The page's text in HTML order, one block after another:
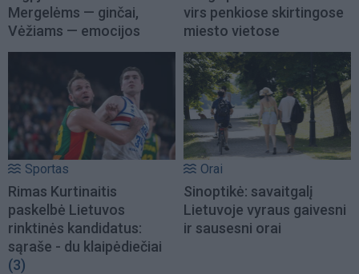
Mergelėms — ginčai,
Vėžiams — emocijos
virs penkiose skirtingose
miesto vietose
Sportas
Rimas Kurtinaitis
paskelbė Lietuvos
rinktinės kandidatus:
sąraše - du klaipėdiečiai
(3)
Orai
Sinoptikė: savaitgalį
Lietuvoje vyraus gaivesni
ir sausesni orai